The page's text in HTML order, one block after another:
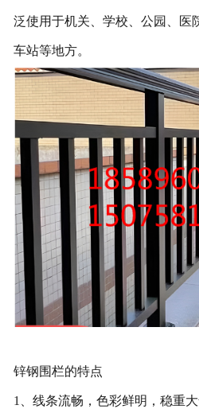
泛使用于机关、学校、公园、医
车站等地方。
锌钢围栏的特点
1、线条流畅，色彩鲜明，稳重大